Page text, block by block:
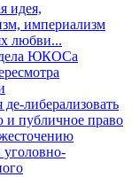
идея,
империализм
любви...
ЮКОСа
либерализовать
и публичное право
уголовно-